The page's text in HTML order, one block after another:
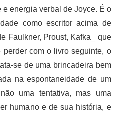
e energia verbal de Joyce. É o
como escritor acima de
Faulkner, Proust, Kafka_ que
perder com o livro seguinte, o
se de uma brincadeira bem
na espontaneidade de um
uma tentativa, mas uma
humano e de sua história, e